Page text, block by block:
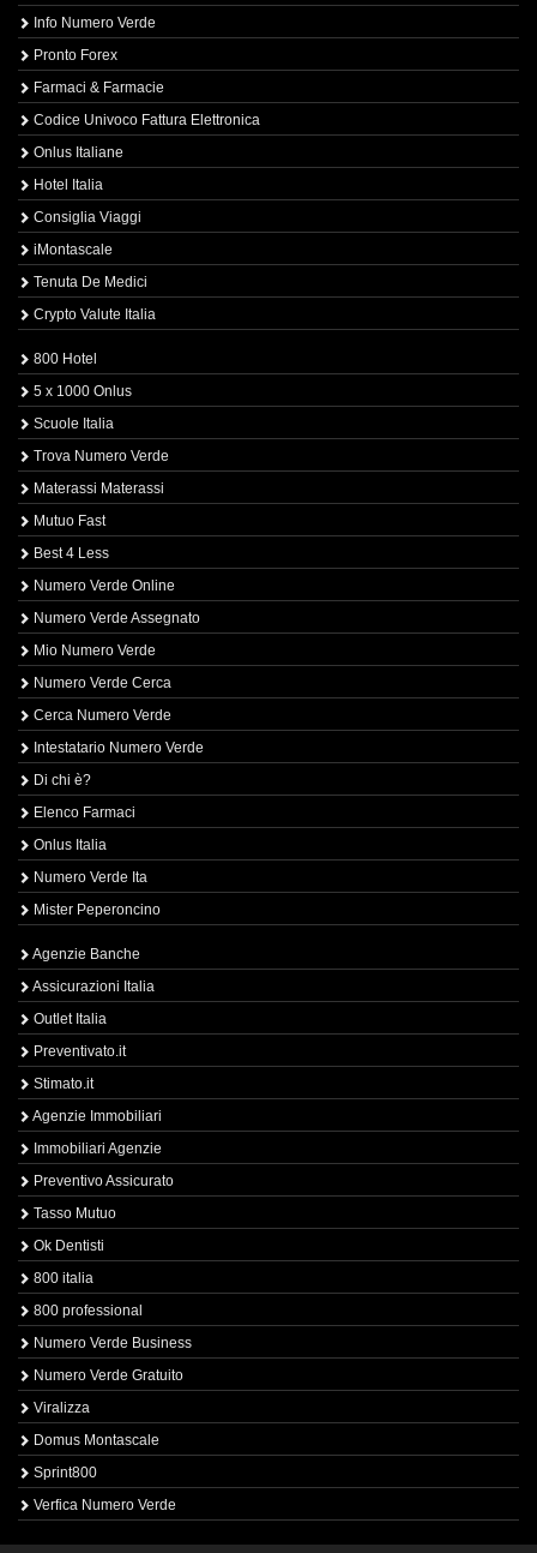
Info Numero Verde
Pronto Forex
Farmaci & Farmacie
Codice Univoco Fattura Elettronica
Onlus Italiane
Hotel Italia
Consiglia Viaggi
iMontascale
Tenuta De Medici
Crypto Valute Italia
800 Hotel
5 x 1000 Onlus
Scuole Italia
Trova Numero Verde
Materassi Materassi
Mutuo Fast
Best 4 Less
Numero Verde Online
Numero Verde Assegnato
Mio Numero Verde
Numero Verde Cerca
Cerca Numero Verde
Intestatario Numero Verde
Di chi è?
Elenco Farmaci
Onlus Italia
Numero Verde Ita
Mister Peperoncino
Agenzie Banche
Assicurazioni Italia
Outlet Italia
Preventivato.it
Stimato.it
Agenzie Immobiliari
Immobiliari Agenzie
Preventivo Assicurato
Tasso Mutuo
Ok Dentisti
800 italia
800 professional
Numero Verde Business
Numero Verde Gratuito
Viralizza
Domus Montascale
Sprint800
Verfica Numero Verde